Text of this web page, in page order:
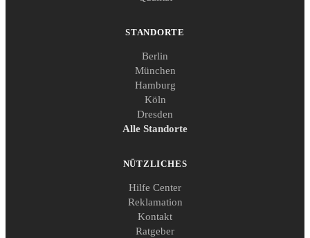
STANDORTE
Berlin
München
Hamburg
Köln
Dresden
Alle Standorte
NÜTZLICHES
Hilfe Center
Reklamation
Kontakt
Ratgeber